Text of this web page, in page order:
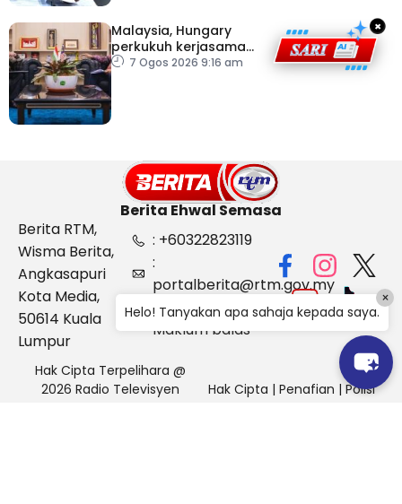
Malaysia, Hungary
perkukuh kerjasama
sektor pertanian
7 Ogos 2026 9:16 am
×
Berita Ehwal Semasa
Berita RTM,
Wisma Berita,
Angkasapuri
Kota Media,
50614 Kuala
Lumpur
: +60322823119
:
portalberita@rtm.gov.my
: Aduan &
Maklum balas
Hak Cipta Terpelihara @
2026 Radio Televisyen
Hak Cipta | Penafian | Polisi
Helo! Tanyakan apa sahaja kepada saya.
×